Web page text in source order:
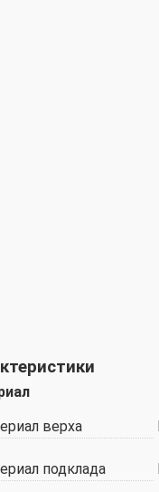
верха
подклада